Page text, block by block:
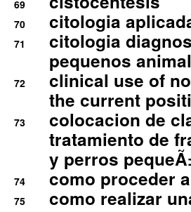
69
70 citologia
71
citologia
pequenos
72
clinical use of
the current
73
colocacion de
tratamiento de
y perros
74 como proceder
75 como realizar